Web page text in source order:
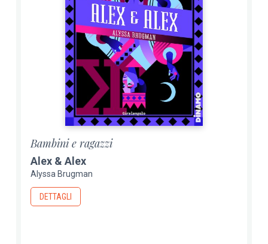
Bambini e ragazzi
Alex & Alex
Alyssa Brugman
DETTAGLI